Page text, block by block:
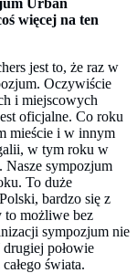
więcej na ten
jest to, że raz w
Oczywiście
i miejscowych
oficjalne. Co roku
mieście i w innym
w tym roku w
sympozjum
To duże
bardzo się z
to możliwe bez
sympozjum nie
połowie
świata.